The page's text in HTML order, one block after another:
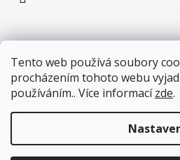
Tento web používá soubory
procházením tohoto webu
používáním.. Více informacízde.